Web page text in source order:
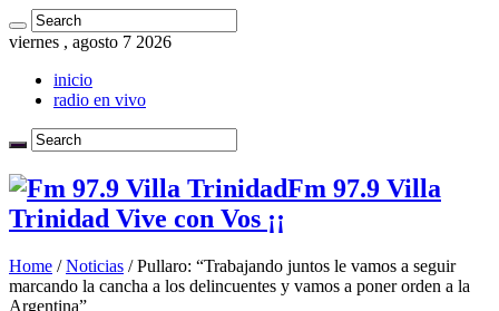
viernes , agosto 7 2026
inicio
radio en vivo
Fm 97.9 Villa
Trinidad Vive con Vos ¡¡
Home / Noticias / Pullaro: “Trabajando juntos le vamos a seguir
marcando la cancha a los delincuentes y vamos a poner orden a la
Argentina”